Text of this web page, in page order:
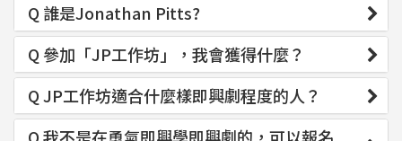
Q 誰是Jonathan Pitts?
Q 參加「JP工作坊」，我會獲得什麼？
Q JP工作坊適合什麼樣即興劇程度的人？